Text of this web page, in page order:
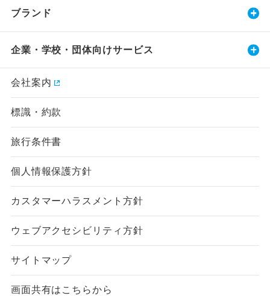
ブランド
企業・学校・団体向けサービス
会社案内
標識・約款
旅行条件書
個人情報保護方針
カスタマーハラスメント方針
ウェブアクセシビリティ方針
サイトマップ
画面共有はこちらから